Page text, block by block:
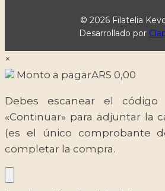
© 2026 Filatelia
Desarrollado por
×
Monto a pagarARS 0,00
Debes escanear el
«Continuar» para adjuntar la
(es el único comprobante
completar la compra.